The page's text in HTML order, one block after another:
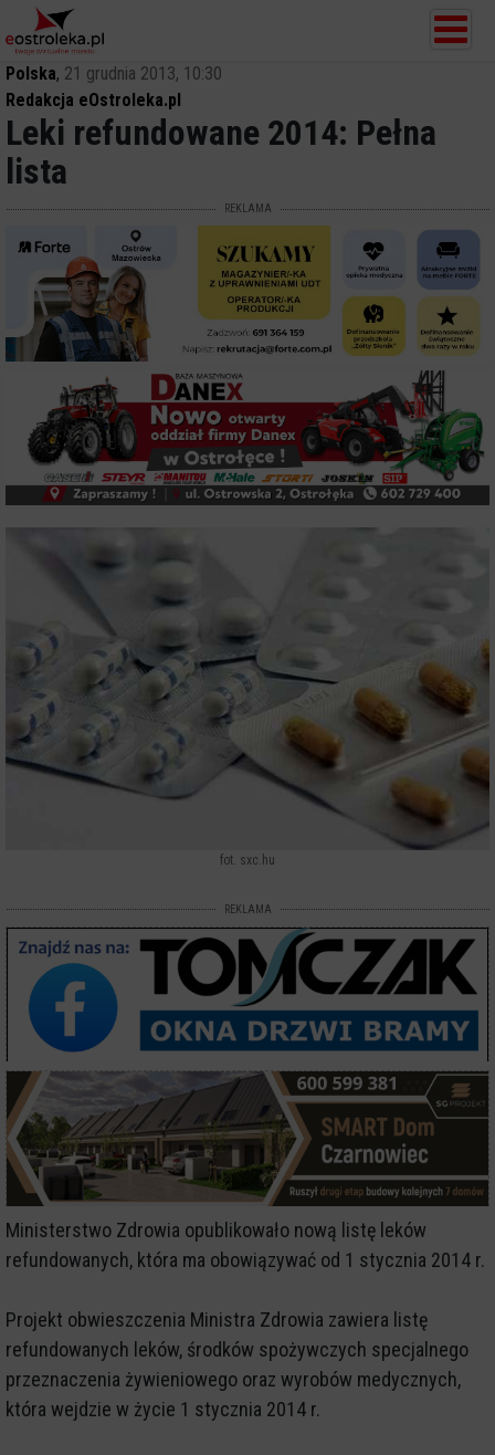
Polska, 21 grudnia 2013, 10:30
Redakcja eOstroleka.pl
Leki refundowane 2014: Pełna
lista
REKLAMA
fot. sxc.hu
REKLAMA
Ministerstwo Zdrowia opublikowało nową listę leków
refundowanych, która ma obowiązywać od 1 stycznia 2014 r.
Projekt obwieszczenia Ministra Zdrowia zawiera listę
refundowanych leków, środków spożywczych specjalnego
przeznaczenia żywieniowego oraz wyrobów medycznych,
która wejdzie w życie 1 stycznia 2014 r.